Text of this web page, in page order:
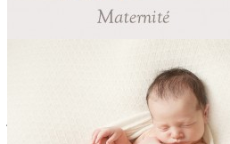
Découvrez la galerie Maternité avec les
jolies silhouettes arrondies des futures
Lire l'article